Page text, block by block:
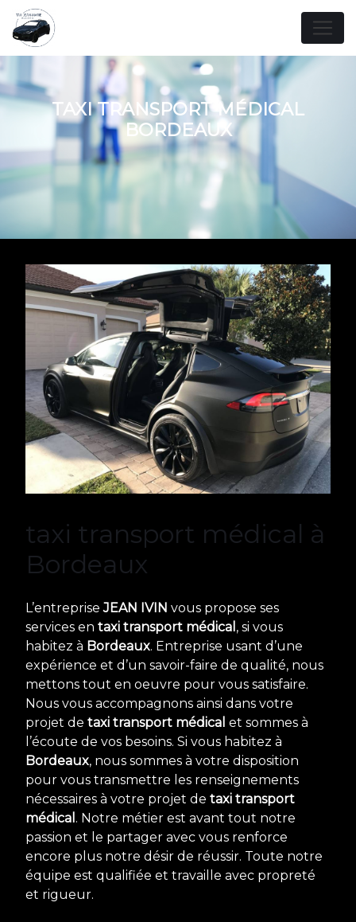
TAXI TRANSPORT MÉDICAL
BORDEAUX
taxi transport médical à
Bordeaux
L’entrepriseJEAN IVIN vous propose ses
services en taxi transport médical , si vous
habitez à Bordeaux. Entreprise usant d’une
expérience et d’un savoir-faire de qualité, nous
mettons tout en oeuvre pour vous satisfaire.
Nous vous accompagnons ainsi dans votre
projet de taxi transport médical et sommes à
l’écoute de vos besoins. Si vous habitez à
Bordeaux, nous sommes à votre disposition
pour vous transmettre les renseignements
nécessaires à votre projet de taxi transport
médical . Notre métier est avant tout notre
passion et le partager avec vous renforce
encore plus notre désir de réussir. Toute notre
équipe est qualifiée et travaille avec propreté
et rigueur.
Panneau de gestion des cookies